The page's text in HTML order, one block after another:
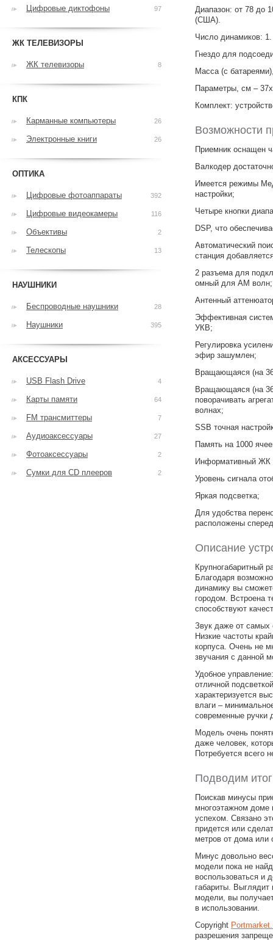
Диапазон: от 78 до
(США).
Число динамиков: 1.
Гнездо для
Масса (с
Параметры, см –
Комплект:
Возможности
Приемник оснащен
Валкодер
Имеется режимы
настройки;
Четыре кнопки
DSP, что
Автоматический
станция
2 разъема для
омный для AM волн;
Антенный
Эффективная
УКВ;
Регулировка
эфир зашумлен;
Вращающаяся (на
Вращающаяся (на
поворачивать
волнах;
SSB точная
Память на 1000
Информативный ЖК
Уровень сигнала
Яркая подсветка;
Для удобства
расположены
Описание
Крупногабаритный
Благодаря
динамику вы
городом. Встроена
способствуют
Звук даже от самых
Низкие частоты
корпуса. Очень не
звучания с данной
Удобное
отличной
характеризуется
влаги –
современные ручки
Модель очень
даже человек,
Потребуется всего
Подводим
Поискав минусы
многоэтажном доме
успехом. Связано
придется или
метров от дома или
Минус довольно
модели пока не
воспользоваться и
габариты.
модели, вы
в использовании.
Copyright
разрешения
Цифровые диктофоны 97
ЖК ТЕЛЕВИЗОРЫ
ЖК телевизоры 8
КПК
Карманные компьютеры 26
Электронные книги 26
ОПТИКА
Цифровые фотоаппараты 392
Цифровые видеокамеры 116
Объективы 2
Телескопы 13
НАУШНИКИ
Беспроводные наушники 28
Наушники 395
АКСЕССУАРЫ
USB Flash Drive 4
Карты памяти 64
FM трансмиттеры 7
Аудиоаксессуары 27
Фотоаксессуары 2
Сумки для CD плееров 2